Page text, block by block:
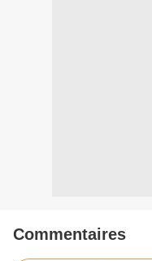
Commentaires